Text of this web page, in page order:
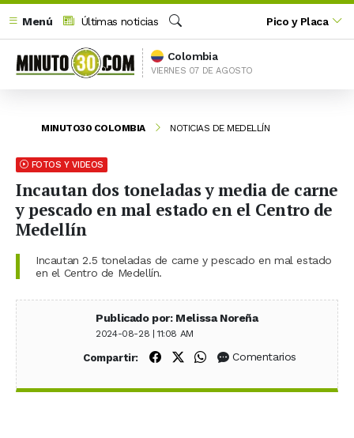
Menú
Últimas noticias
Buscar
Pico y Placa
Colombia
VIERNES 07 DE AGOSTO
MINUTO30 COLOMBIA NOTICIAS DE MEDELLÍN
FOTOS Y VIDEOS
Incautan dos toneladas y media de carne
y pescado en mal estado en el Centro de
Medellín
Incautan 2.5 toneladas de carne y pescado en mal estado
en el Centro de Medellín.
Publicado por: Melissa Noreña
2024-08-28 | 11:08 AM
Compartir: Compartir en Facebook
Compartir en X (Twitter)
Compartir en WhatsApp
Comentarios